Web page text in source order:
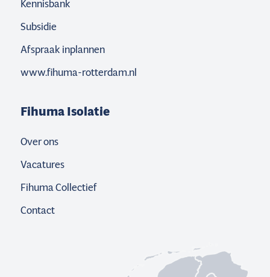
Kennisbank
Subsidie
Afspraak inplannen
www.fihuma-rotterdam.nl
Fihuma Isolatie
Over ons
Vacatures
Fihuma Collectief
Contact